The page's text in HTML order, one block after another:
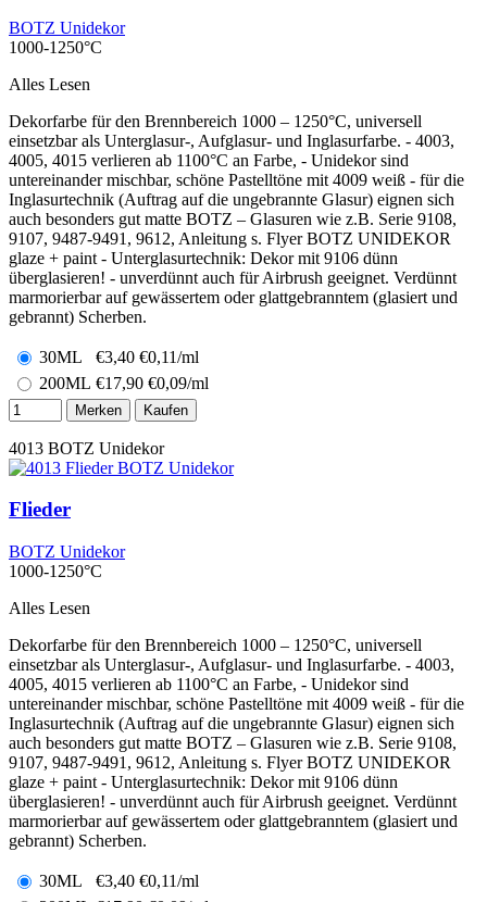
BOTZ Unidekor
1000-1250°C
Alles Lesen
Dekorfarbe für den Brennbereich 1000 – 1250°C, universell
einsetzbar als Unterglasur-, Aufglasur- und Inglasurfarbe. - 4003,
4005, 4015 verlieren ab 1100°C an Farbe, - Unidekor sind
untereinander mischbar, schöne Pastelltöne mit 4009 weiß - für die
Inglasurtechnik (Auftrag auf die ungebrannte Glasur) eignen sich
auch besonders gut matte BOTZ – Glasuren wie z.B. Serie 9108,
9107, 9487-9491, 9612, Anleitung s. Flyer BOTZ UNIDEKOR
glaze + paint - Unterglasurtechnik: Dekor mit 9106 dünn
überglasieren! - unverdünnt auch für Airbrush geeignet. Verdünnt
marmorierbar auf gewässertem oder glattgebranntem (glasiert und
gebrannt) Scherben.
30ML €3,40 €0,11/ml
200ML €17,90 €0,09/ml
Merken Kaufen
4013 BOTZ Unidekor
Flieder
BOTZ Unidekor
1000-1250°C
Alles Lesen
Dekorfarbe für den Brennbereich 1000 – 1250°C, universell
einsetzbar als Unterglasur-, Aufglasur- und Inglasurfarbe. - 4003,
4005, 4015 verlieren ab 1100°C an Farbe, - Unidekor sind
untereinander mischbar, schöne Pastelltöne mit 4009 weiß - für die
Inglasurtechnik (Auftrag auf die ungebrannte Glasur) eignen sich
auch besonders gut matte BOTZ – Glasuren wie z.B. Serie 9108,
9107, 9487-9491, 9612, Anleitung s. Flyer BOTZ UNIDEKOR
glaze + paint - Unterglasurtechnik: Dekor mit 9106 dünn
überglasieren! - unverdünnt auch für Airbrush geeignet. Verdünnt
marmorierbar auf gewässertem oder glattgebranntem (glasiert und
gebrannt) Scherben.
30ML €3,40 €0,11/ml